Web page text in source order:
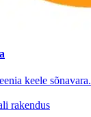
keele sõnavara.
rakendus